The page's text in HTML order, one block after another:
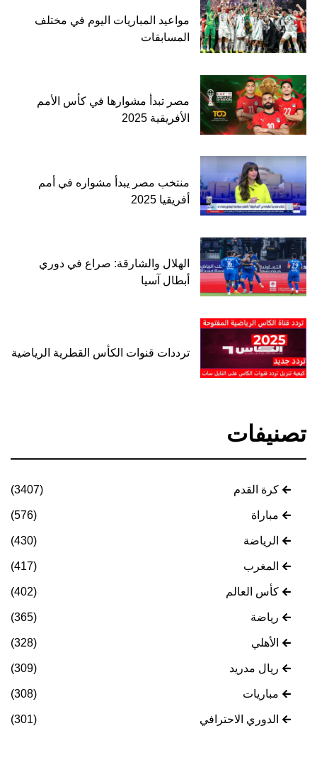
مواعيد المباريات اليوم في مختلف
المسابقات
مصر تبدأ مشوارها في كأس الأمم
الأفريقية 2025
منتخب مصر يبدأ مشواره في أمم
أفريقيا 2025
الهلال والشارقة: صراع في دوري
أبطال آسيا
ترددات قنوات الكأس القطرية الرياضية
تصنيفات
كرة القدم (3407)
مباراة (576)
الرياضة (430)
المغرب (417)
كأس العالم (402)
رياضة (365)
الأهلي (328)
ريال مدريد (309)
مباريات (308)
الدوري الاحترافي (301)